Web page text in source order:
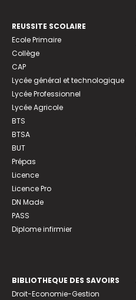
REUSSITE SCOLAIRE
Ecole Primaire
Collège
CAP
Lycée général et technologique
Lycée Professionnel
Lycée Agricole
BTS
BTSA
BUT
Prépas
Licence
Licence Pro
DN Made
PASS
Diplome infirmier
BIBLIOTHEQUE DES SAVOIRS
Droit-Economie-Gestion